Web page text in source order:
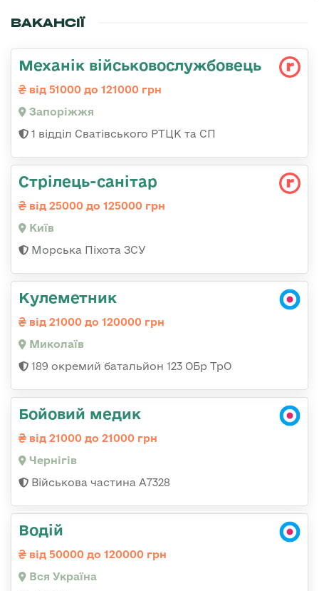
ВАКАНСІЇ
Механік військовослужбовець
від 51000 до 121000 грн
Запоріжжя
1 відділ Сватівського РТЦК та СП
Стрілець-санітар
від 25000 до 125000 грн
Київ
Морська Піхота ЗСУ
Кулеметник
від 21000 до 120000 грн
Миколаїв
189 окремий батальйон 123 ОБр ТрО
Бойовий медик
від 21000 до 21000 грн
Чернігів
Військова частина А7328
Водій
від 50000 до 120000 грн
Вся Україна